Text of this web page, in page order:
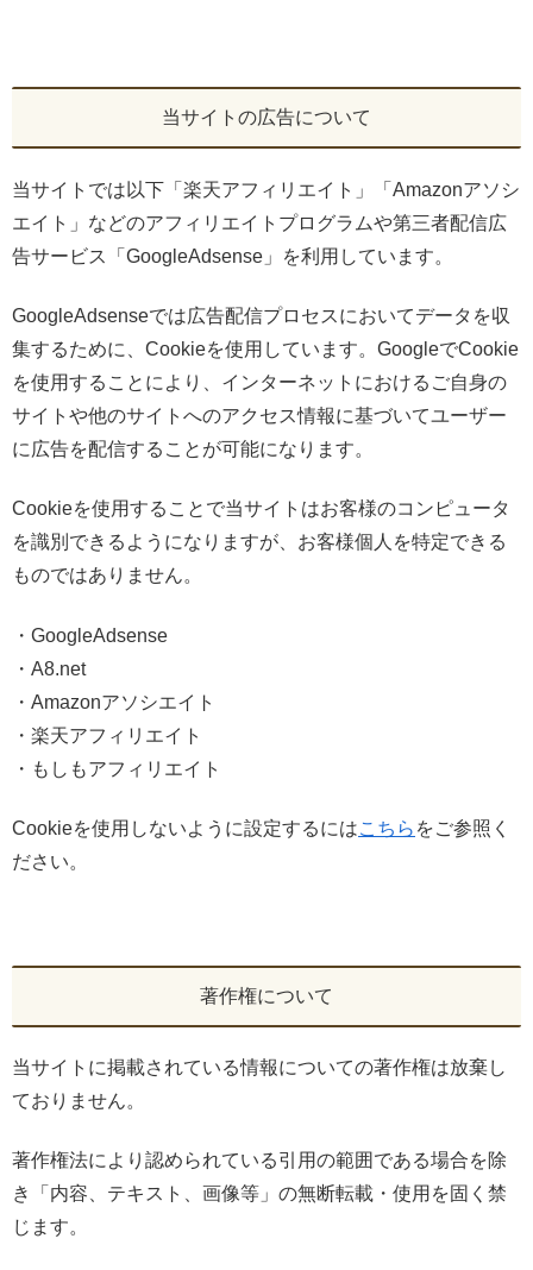
当サイトの広告について
当サイトでは以下「楽天アフィリエイト」「Amazonアソシ
エイト」などのアフィリエイトプログラムや第三者配信広
告サービス「GoogleAdsense」を利用しています。
GoogleAdsenseでは広告配信プロセスにおいてデータを収
集するために、Cookieを使用しています。GoogleでCookie
を使用することにより、インターネットにおけるご自身の
サイトや他のサイトへのアクセス情報に基づいてユーザー
に広告を配信することが可能になります。
Cookieを使用することで当サイトはお客様のコンピュータ
を識別できるようになりますが、お客様個人を特定できる
ものではありません。
・GoogleAdsense
・A8.net
・Amazonアソシエイト
・楽天アフィリエイト
・もしもアフィリエイト
Cookieを使用しないように設定するにはこちら をご参照く
ださい。
著作権について
当サイトに掲載されている情報についての著作権は放棄し
ておりません。
著作権法により認められている引用の範囲である場合を除
き「内容、テキスト、画像等」の無断転載・使用を固く禁
じます。